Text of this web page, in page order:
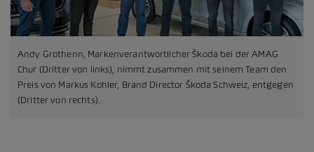
Andy Grothenn, Markenverantwortlicher Škoda bei der AMAG
Chur (Dritter von links), nimmt zusammen mit seinem Team den
Preis von Markus Kohler, Brand Director Škoda Schweiz, entgegen
(Dritter von rechts).